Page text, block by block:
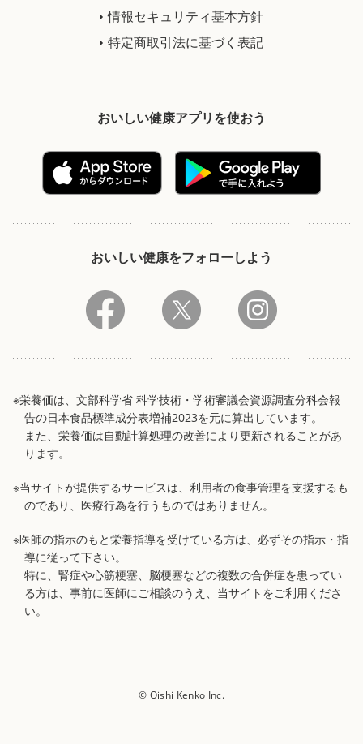
情報セキュリティ基本方針
特定商取引法に基づく表記
おいしい健康アプリを使おう
おいしい健康をフォローしよう
※栄養価は、文部科学省 科学技術・学術審議会資源調査分科会報
告の日本食品標準成分表増補2023を元に算出しています。
また、栄養価は自動計算処理の改善により更新されることがあ
ります。
※当サイトが提供するサービスは、利用者の食事管理を支援するも
のであり、医療行為を行うものではありません。
※医師の指示のもと栄養指導を受けている方は、必ずその指示・指
導に従って下さい。
特に、腎症や心筋梗塞、脳梗塞などの複数の合併症を患ってい
る方は、事前に医師にご相談のうえ、当サイトをご利用くださ
い。
© Oishi Kenko Inc.